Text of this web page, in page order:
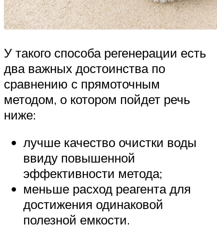
У такого способа регенерации есть
два важных достоинства по
сравнению с прямоточным
методом, о котором пойдет речь
ниже:
лучше качество очистки воды
ввиду повышенной
эффективности метода;
меньше расход реагента для
достижения одинаковой
полезной емкости.